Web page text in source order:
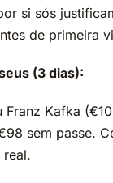
si sós
de primeira
(3 dias):
Franz Kafka
sem passe.